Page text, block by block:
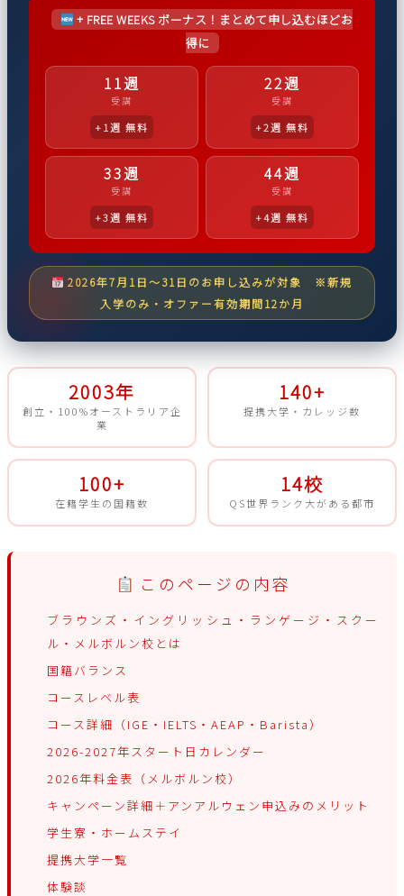
+ FREE WEEKS ボーナス！まとめて申し込むほどお
得に
11週
受講
+1週 無料
22週
受講
+2週 無料
33週
受講
+3週 無料
44週
受講
+4週 無料
2026年7月1日〜31日のお申し込みが対象 ※新規
入学のみ・オファー有効期間12か月
2003年
創立・100%オーストラリア企
業
140+
提携大学・カレッジ数
100+
在籍学生の国籍数
14校
QS世界ランク大がある都市
このページの内容
ブラウンズ・イングリッシュ・ランゲージ・スクー
ル・メルボルン校とは
国籍バランス
コースレベル表
コース詳細（IGE・IELTS・AEAP・Barista）
2026-2027年スタート日カレンダー
2026年料金表（メルボルン校）
キャンペーン詳細＋アンアルウェン申込みのメリット
学生寮・ホームステイ
提携大学一覧
体験談